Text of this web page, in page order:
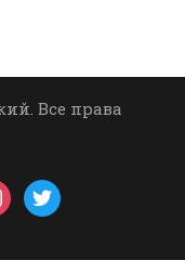
Все права
twitter